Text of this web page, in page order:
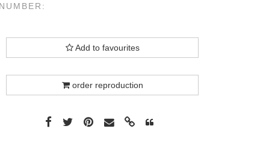
NUMBER:
Add to favourites
order reproduction